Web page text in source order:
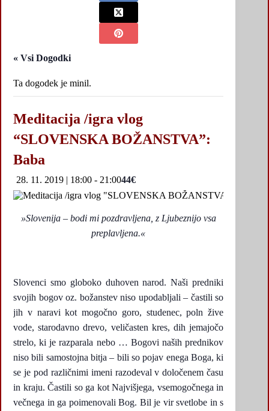
« Vsi Dogodki
Ta dogodek je minil.
Meditacija /igra vlog
“SLOVENSKA BOŽANSTVA”:
Baba
28. 11. 2019 | 18:00 - 21:0044€
»Slovenija – bodi mi pozdravljena, z Ljubeznijo vsa
preplavljena.«
Slovenci smo globoko duhoven narod. Naši predniki
svojih bogov oz. božanstev niso upodabljali – častili so
jih v naravi kot mogočno goro, studenec, poln žive
vode, starodavno drevo, veličasten kres, dih jemajočo
strelo, ki je razparala nebo … Bogovi naših prednikov
niso bili samostojna bitja – bili so pojav enega Boga, ki
se je pod različnimi imeni razodeval v določenem času
in kraju. Častili so ga kot Najvišjega, vsemogočnega in
večnega in ga poimenovali Bog. Bil je vir svetlobe in s